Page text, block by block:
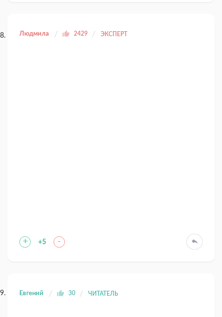
Людмила 2429 ЭКСПЕРТ
+ +5 -
Евгений 30 ЧИТАТЕЛЬ